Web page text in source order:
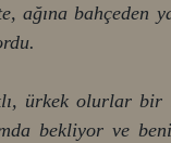
ağına bahçeden
ürkek olurlar
bekliyor ve